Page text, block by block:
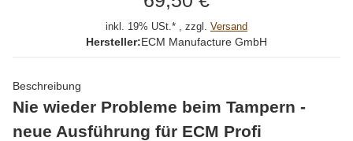
inkl. 19% USt.* , zzgl. Versand
Hersteller:ECM Manufacture GmbH
Beschreibung
Nie wieder Probleme beim Tampern -
neue Ausführung für ECM Profi